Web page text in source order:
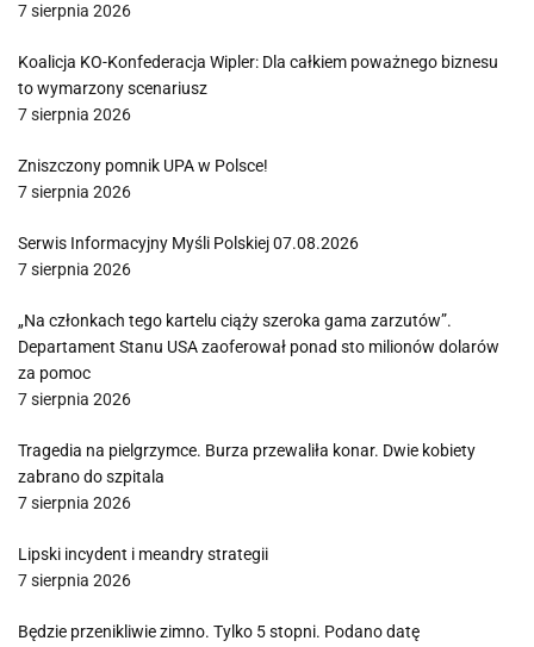
7 sierpnia 2026
Koalicja KO-Konfederacja Wipler: Dla całkiem poważnego biznesu
to wymarzony scenariusz
7 sierpnia 2026
Zniszczony pomnik UPA w Polsce!
7 sierpnia 2026
Serwis Informacyjny Myśli Polskiej 07.08.2026
7 sierpnia 2026
„Na członkach tego kartelu ciąży szeroka gama zarzutów”.
Departament Stanu USA zaoferował ponad sto milionów dolarów
za pomoc
7 sierpnia 2026
Tragedia na pielgrzymce. Burza przewaliła konar. Dwie kobiety
zabrano do szpitala
7 sierpnia 2026
Lipski incydent i meandry strategii
7 sierpnia 2026
Będzie przenikliwie zimno. Tylko 5 stopni. Podano datę